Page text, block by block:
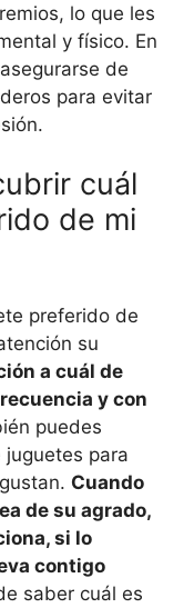
lo que les
y físico. En
de
para evitar
cuál
de mi
preferido de
su
a cuál de
y con
puedes
para
Cuando
de su agrado,
si lo
contigo
saber cuál es